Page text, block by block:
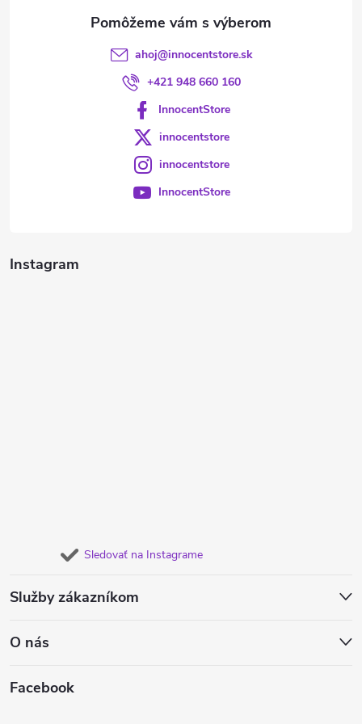
Instagram
Sledovať na Instagrame
Služby zákazníkom
O nás
Facebook
ahoj@innocentstore.sk
+421 948 660 160
InnocentStore
innocentstore
innocentstore
InnocentStore